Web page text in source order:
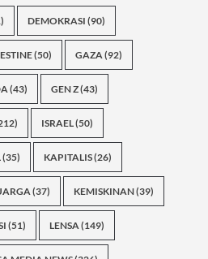
DEMOKRASI (90)
(50) GAZA(92)
(43) GEN Z(43)
ISRAEL(50)
(35) KAPITALIS(26)
(37) KEMISKINAN(39)
(51) LENSA(149)